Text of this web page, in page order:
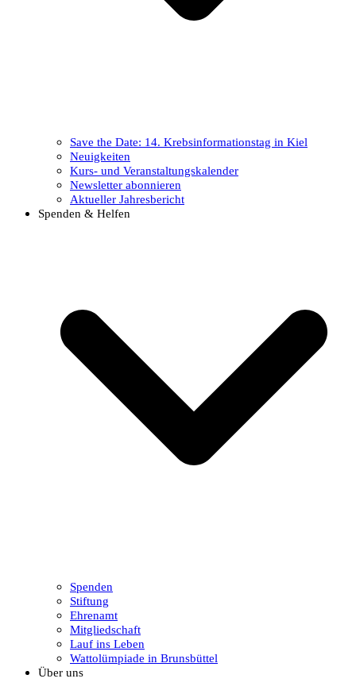
Save the Date: 14. Krebsinformationstag in Kiel
Neuigkeiten
Kurs- und Veranstaltungskalender
Newsletter abonnieren
Aktueller Jahresbericht
Spenden & Helfen
Spenden
Stiftung
Ehrenamt
Mitgliedschaft
Lauf ins Leben
Wattolümpiade in Brunsbüttel
Über uns